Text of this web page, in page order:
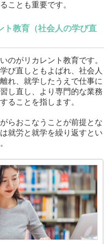
ことも重要です。
ト教育（社会人の学び直
のがリカレント教育です。
び直しともよばれ、社会人
れ、就学したうえで仕事に
し直し、より専門的な業務
ることを指します。
らおこなうことが前提とな
就労と就学を繰り返すとい